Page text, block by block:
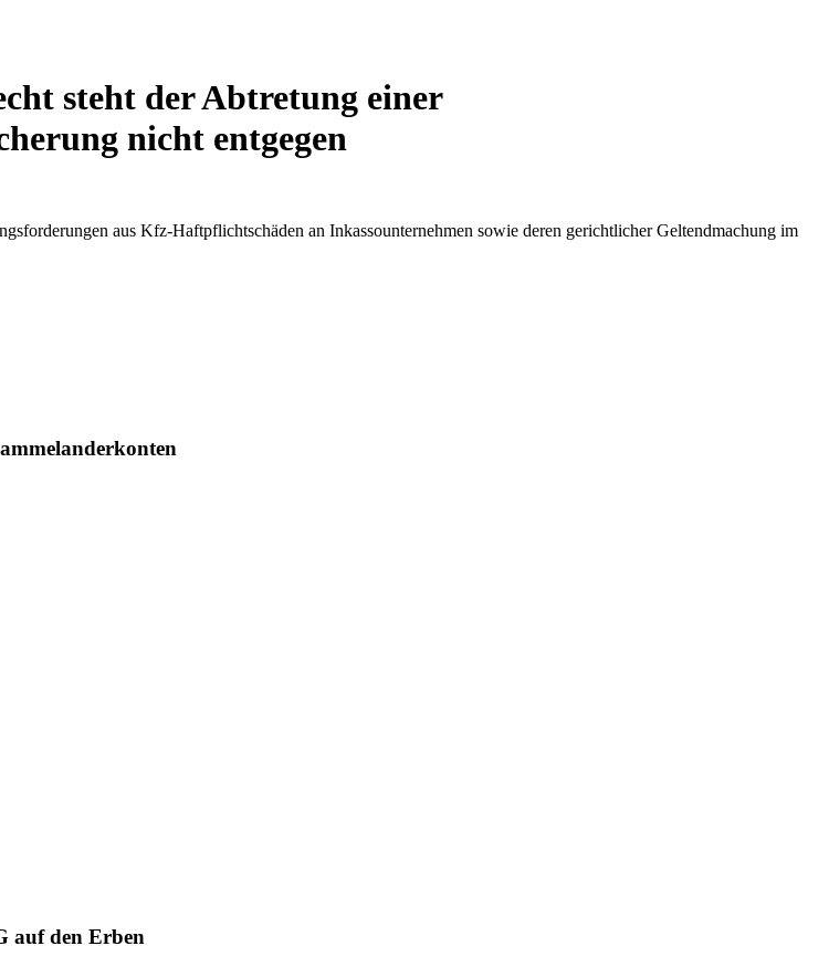
steht der Abtretung einer
nicht entgegen
aus Kfz-Haftpflichtschäden an Inkassounternehmen sowie deren gerichtlicher Geltendmachung im
auf den Erben